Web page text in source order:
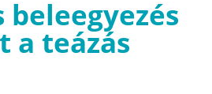
beleegyezés
a teázás